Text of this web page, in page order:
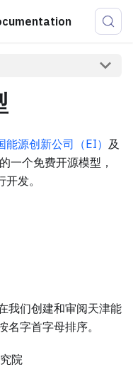
能源创新公司（EI）
及
一个免费开源模型，
发。
我们创建和审阅天津能
字首字母排序。
院